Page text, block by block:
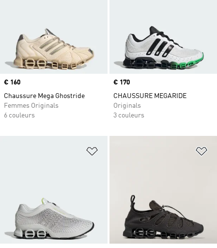
Prix
€ 160
Chaussure Mega Ghostride
Femmes Originals
6 couleurs
Prix
€ 170
CHAUSSURE MEGARIDE
Originals
3 couleurs
Ajouter à la Liste de produits